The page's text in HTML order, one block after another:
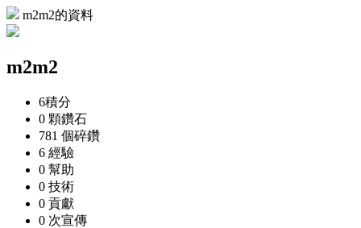
m2m2的資料
m2m2
6積分
0 顆鑽石
781 個碎鑽
6 經驗
0 幫助
0 技術
0 貢獻
0 次宣傳